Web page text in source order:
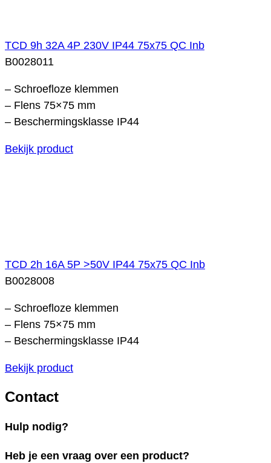
TCD 9h 32A 4P 230V IP44 75x75 QC Inb
B0028011
– Schroefloze klemmen
– Flens 75×75 mm
– Beschermingsklasse IP44
Bekijk product
TCD 2h 16A 5P >50V IP44 75x75 QC Inb
B0028008
– Schroefloze klemmen
– Flens 75×75 mm
– Beschermingsklasse IP44
Bekijk product
Contact
Hulp nodig?
Heb je een vraag over een product?